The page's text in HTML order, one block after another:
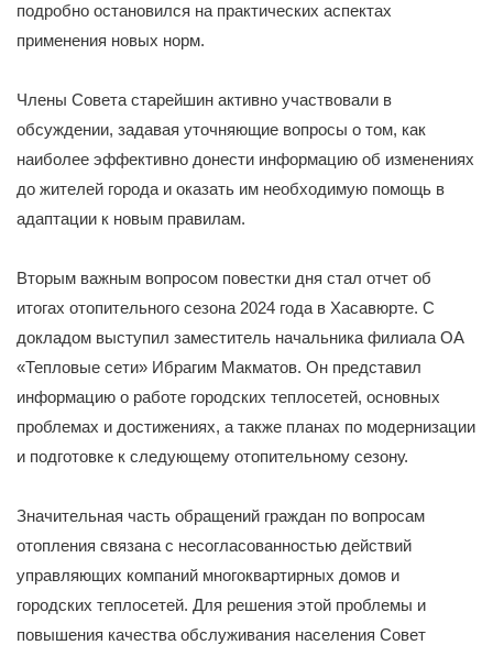
подробно остановился на практических аспектах
применения новых норм.
Члены Совета старейшин активно участвовали в
обсуждении, задавая уточняющие вопросы о том, как
наиболее эффективно донести информацию об изменениях
до жителей города и оказать им необходимую помощь в
адаптации к новым правилам.
Вторым важным вопросом повестки дня стал отчет об
итогах отопительного сезона 2024 года в Хасавюрте. С
докладом выступил заместитель начальника филиала ОА
«Тепловые сети» Ибрагим Макматов. Он представил
информацию о работе городских теплосетей, основных
проблемах и достижениях, а также планах по модернизации
и подготовке к следующему отопительному сезону.
Значительная часть обращений граждан по вопросам
отопления связана с несогласованностью действий
управляющих компаний многоквартирных домов и
городских теплосетей. Для решения этой проблемы и
повышения качества обслуживания населения Совет